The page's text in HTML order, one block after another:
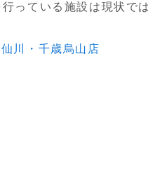
っている施設は現状で
川・千歳烏山店